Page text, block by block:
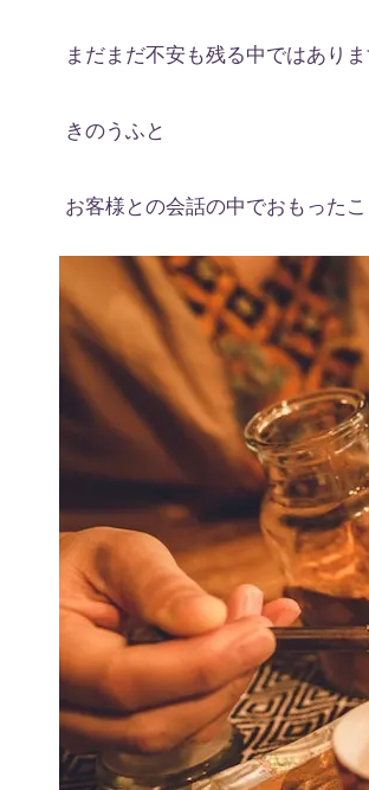
まだまだ不安も残る中ではあり
きのうふと
お客様との会話の中でおもったこ